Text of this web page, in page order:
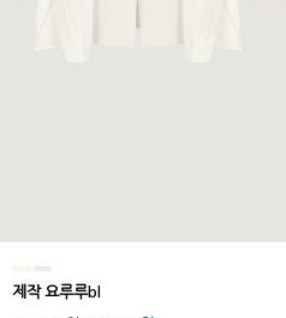
제작 요루루bl